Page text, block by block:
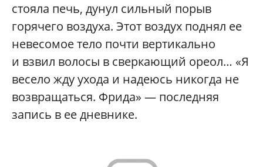
стояла печь, дунул сильный порыв
горячего воздуха. Этот воздух поднял ее
невесомое тело почти вертикально
и взвил волосы в сверкающий ореол… «Я
весело жду ухода и надеюсь никогда не
возвращаться. Фрида» — последняя
запись в ее дневнике.